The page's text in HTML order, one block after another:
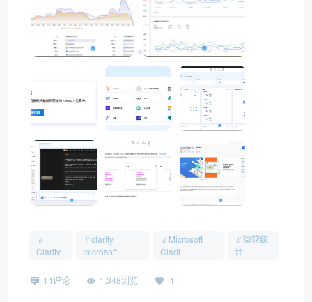
Clarity
clarity
microsoft
Microsoft
Clarit
微软统
计
14评论 1,348浏览 1